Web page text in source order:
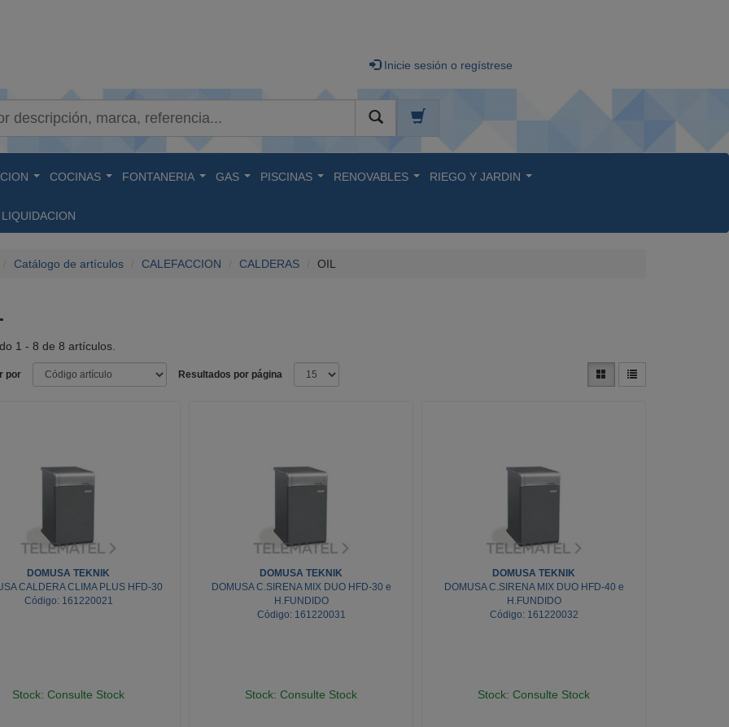
Inicie sesión o regístrese
COCINAS FONTANERIA GAS PISCINAS RENOVABLES RIEGO Y JARDIN
LIQUIDACION
Catálogo de artículos CALEFACCION CALDERAS OIL
1 - 8 de 8 artículos.
por Resultados por página
DOMUSA TEKNIK
CALDERA CLIMA PLUS HFD-30
Código: 161220021
Stock: Consulte Stock
DOMUSA TEKNIK
DOMUSA C.SIRENA MIX DUO HFD-30 e
H.FUNDIDO
Código: 161220031
Stock: Consulte Stock
DOMUSA TEKNIK
DOMUSA C.SIRENA MIX DUO HFD-40 e
H.FUNDIDO
Código: 161220032
Stock: Consulte Stock